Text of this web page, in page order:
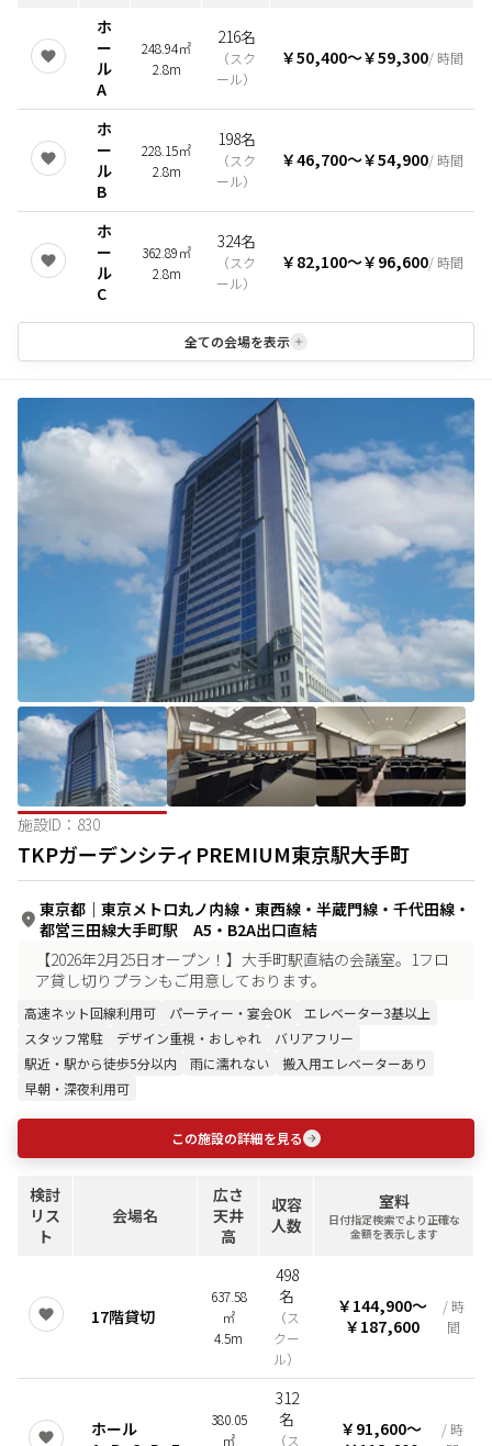
ホ
ー
ル
A
248.94㎡
2.8m
216名
（スク
ール）
￥50,400〜￥59,300/ 時間
ホ
ー
ル
B
228.15㎡
2.8m
198名
（スク
ール）
￥46,700〜￥54,900/ 時間
ホ
ー
ル
C
362.89㎡
2.8m
324名
（スク
ール）
￥82,100〜￥96,600/ 時間
全ての会場を表示
施設ID： 830
TKPガーデンシティPREMIUM東京駅大手町
東京都 ｜ 東京メトロ丸ノ内線・東西線・半蔵門線・千代田線・
都営三田線大手町駅 A5・B2A出口直結
【2026年2月25日オープン！】大手町駅直結の会議室。1フロ
ア貸し切りプランもご用意しております。
高速ネット回線利用可 パーティー・宴会OK
エレベーター3基以上
スタッフ常駐
デザイン重視・おしゃれ
バリアフリー
駅近・駅から徒歩5分以内
雨に濡れない
搬入用エレベーターあり
早朝・深夜利用可
この施設の詳細を見る
検討
リス
ト
会場名
広さ
天井
高
収容
人数
室料
日付指定検索でより正確な
金額を表示します
17階貸切
637.58
㎡
4.5m
498
名
（ス
クー
ル）
￥144,900〜
￥187,600
/ 時
間
ホール
380.05
㎡
312
名
（ス
￥91,600〜
/ 時